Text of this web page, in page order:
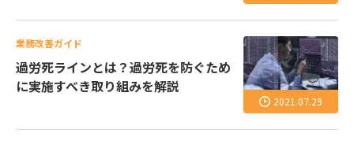
2021.07.29
業務改善ガイド
過労死ラインとは？過労死を防ぐため
に実施すべき取り組みを解説